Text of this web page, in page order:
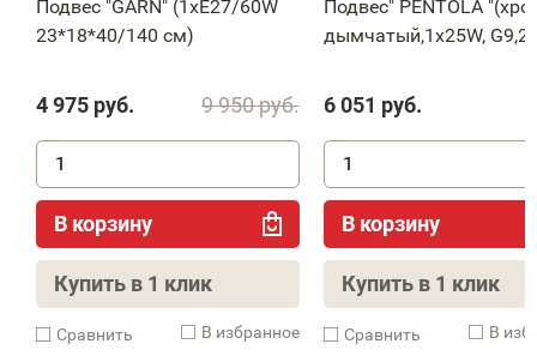
Подвес "GARN" (1xE27/60W
23*18*40/140 см)
9 950руб.
4 975 руб.
В корзину
Купить в 1 клик
Cравнить В избранное
Подвес" PENTOLA
дымчатый,1х25W,
6 051 руб.
В корзину
Купить в 1 клик
Cравнить В